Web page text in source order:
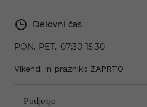
Delovni čas
PON.-PET.: 07:30-15:30
Vikendi in prazniki: ZAPRTO
Podjetje